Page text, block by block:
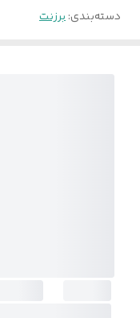
دسته‌بندی:برزنت